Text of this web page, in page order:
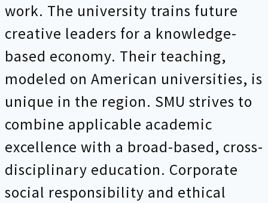
work. The university trains future
creative leaders for a knowledge-
based economy. Their teaching,
modeled on American universities, is
unique in the region. SMU strives to
combine applicable academic
excellence with a broad-based, cross-
disciplinary education. Corporate
social responsibility and ethical